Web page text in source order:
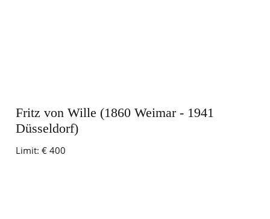
Fritz von Wille (1860 Weimar - 1941
Düsseldorf)
Limit: € 400